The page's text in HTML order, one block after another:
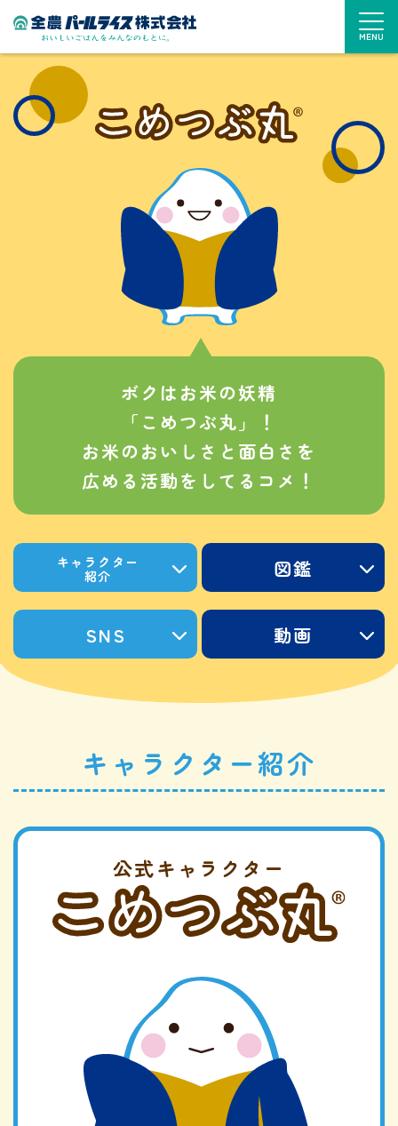
MENU
ボクはお米の妖精
「こめつぶ丸」！
お米のおいしさと面白さを
広める活動をしてるコメ！
キャラクター
紹介
図鑑
SNS 動画
キャラクター紹介
公式キャラクター